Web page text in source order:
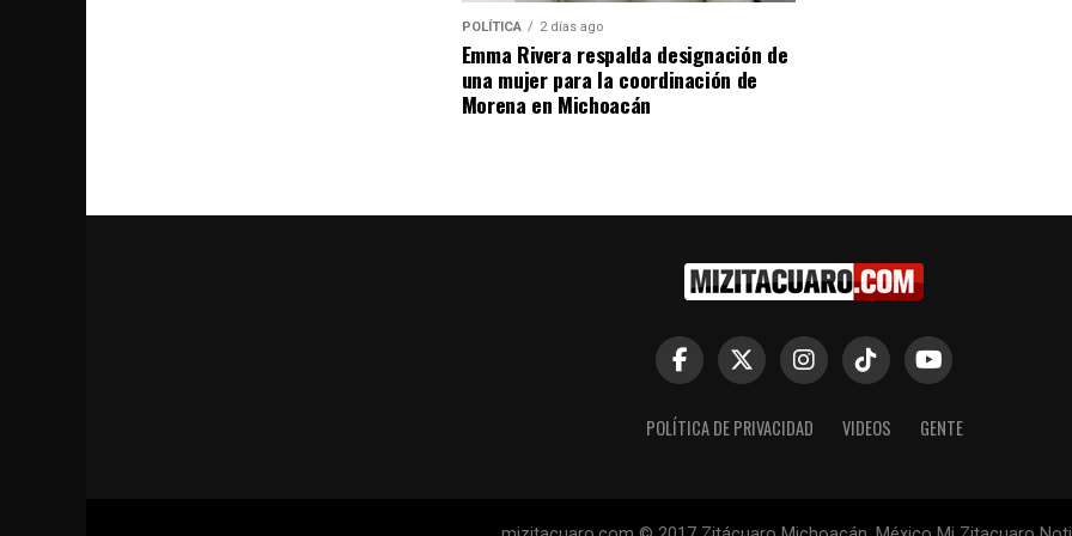
POLÍTICA 2 días ago
Emma Rivera respalda designación de
una mujer para la coordinación de
Morena en Michoacán
POLÍTICA DE PRIVACIDAD VIDEOS GENTE